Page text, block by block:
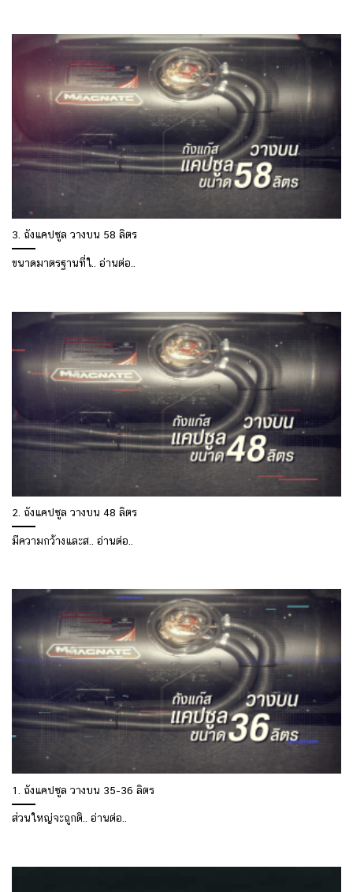
3. ถังแคปซูล วางบน 58 ลิตร
ขนาดมาตรฐานที่ใ.. อ่านต่อ..
2. ถังแคปซูล วางบน 48 ลิตร
มีความกว้างและส.. อ่านต่อ..
1. ถังแคปซูล วางบน 35-36 ลิตร
ส่วนใหญ่จะถูกติ.. อ่านต่อ..